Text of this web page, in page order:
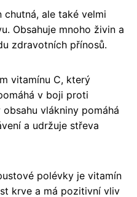
chutná, ale také velmi
Obsahuje mnoho živin a
zdravotních přínosů.
vitamínu C, který
v boji proti
vlákniny pomáhá
a udržuje střeva
polévky je vitamín
krve a má pozitivní vliv